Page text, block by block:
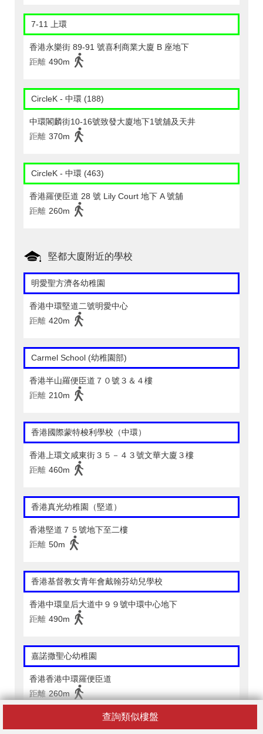
查詢類似樓盤
7-11 上環
香港永樂街 89-91 號喜利商業大廈 B 座地下
距離 490m
CircleK - 中環 (188)
中環閣麟街10-16號致發大廈地下1號舖及天井
距離 370m
CircleK - 中環 (463)
香港羅便臣道 28 號 Lily Court 地下 A 號舖
距離 260m
堅都大廈附近的學校
明愛聖方濟各幼稚園
香港中環堅道二號明愛中心
距離 420m
Carmel School (幼稚園部)
香港半山羅便臣道７０號３＆４樓
距離 210m
香港國際蒙特梭利學校（中環）
香港上環文咸東街３５－４３號文華大廈３樓
距離 460m
香港真光幼稚園（堅道）
香港堅道７５號地下至二樓
距離 50m
香港基督教女青年會戴翰芬幼兒學校
香港中環皇后大道中９９號中環中心地下
距離 490m
嘉諾撒聖心幼稚園
香港香港中環羅便臣道
距離 260m
聖保羅堂幼稚園